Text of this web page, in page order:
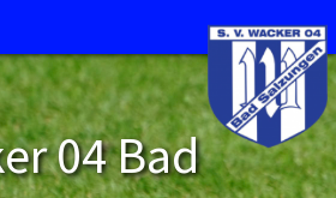
04 Bad